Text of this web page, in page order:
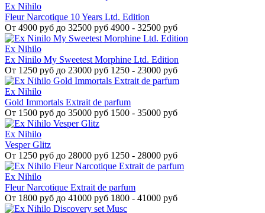
Ex Nihilo
Fleur Narcotique 10 Years Ltd. Edition
От 4900 руб до 32500 руб 4900 - 32500 руб
Ex Nihilo
Ex Ninilo My Sweetest Morphine Ltd. Edition
От 1250 руб до 23000 руб 1250 - 23000 руб
Ex Nihilo
Gold Immortals Extrait de parfum
От 1500 руб до 35000 руб 1500 - 35000 руб
Ex Nihilo
Vesper Glitz
От 1250 руб до 28000 руб 1250 - 28000 руб
Ex Nihilo
Fleur Narcotique Extrait de parfum
От 1800 руб до 41000 руб 1800 - 41000 руб